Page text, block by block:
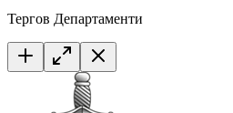
Тергов Департаменти